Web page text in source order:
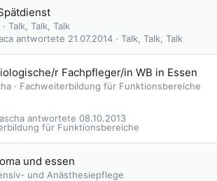
Talk, Talk, Talk
Talk, Talk, Talk
21.07.2014
r Fachpfleger/in WB in Essen
Fachweiterbildung für Funktionsbereiche
für Funktionsbereiche
08.10.2013
und essen
und Anästhesiepflege